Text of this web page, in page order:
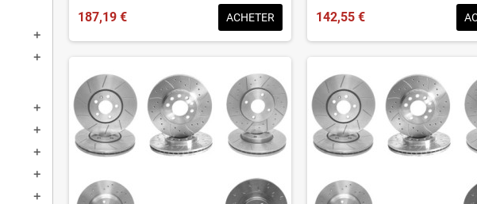
187,19 € ACHETER 142,55 €